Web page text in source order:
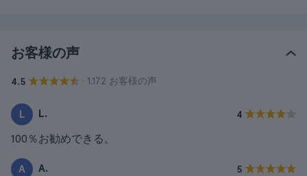
お客様の声
4.5 · 1.172 お客様の声
L L. 4
100％お勧めできる。
A A. 5